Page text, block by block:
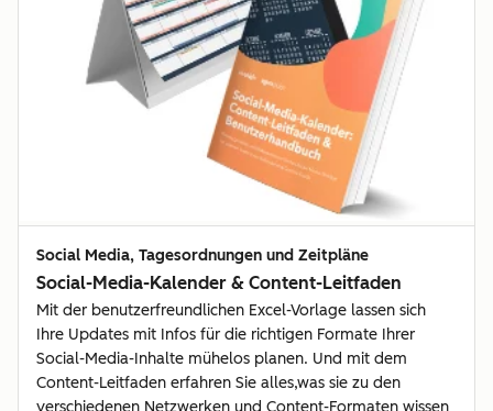
Social Media, Tagesordnungen und Zeitpläne
Social-Media-Kalender & Content-Leitfaden
Mit der benutzerfreundlichen Excel-Vorlage lassen sich
Ihre Updates mit Infos für die richtigen Formate Ihrer
Social-Media-Inhalte mühelos planen. Und mit dem
Content-Leitfaden erfahren Sie alles,was sie zu den
verschiedenen Netzwerken und Content-Formaten wissen